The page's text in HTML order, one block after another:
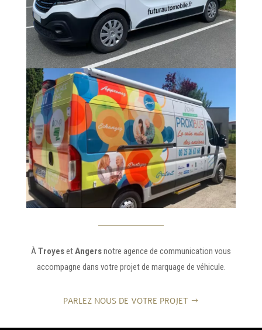
ÀTroyesetAngersnotre agence de communication vous
accompagne dans votre projet de marquage de véhicule.
PARLEZ NOUS DE VOTRE PROJET